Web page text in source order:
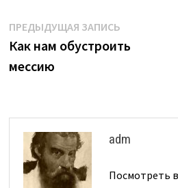
Навигация
по
ПРЕДЫДУЩАЯ ЗАПИСЬ
запись:
Как нам обустроить
мессию
adm
Посмотреть